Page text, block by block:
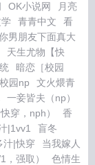
OK小说网
月亮
青青中文
看
男朋友下面真大
天生尤物【快
暗恋［校园
园np
文火煨青
一妾皆夫（np）
穿，nph）
香
|1vv1
盲冬
汁|快穿
当我嫁人
，强取）
色情生